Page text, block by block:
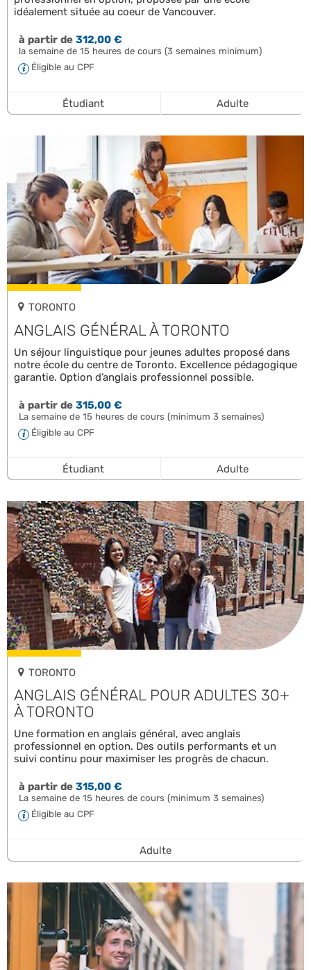
idéalement située au coeur de Vancouver.
à partir de312,00 €
la semaine de 15 heures de cours (3 semaines minimum)
Éligible au CPF
Étudiant Adulte
TORONTO
ANGLAIS GÉNÉRAL À TORONTO
Un séjour linguistique pour jeunes adultes proposé dans
notre école du centre de Toronto. Excellence pédagogique
garantie. Option d’anglais professionnel possible.
à partir de315,00 €
La semaine de 15 heures de cours (minimum 3 semaines)
Éligible au CPF
Étudiant Adulte
TORONTO
ANGLAIS GÉNÉRAL POUR ADULTES 30+
À TORONTO
Une formation en anglais général, avec anglais
professionnel en option. Des outils performants et un
suivi continu pour maximiser les progrès de chacun.
à partir de315,00 €
La semaine de 15 heures de cours (minimum 3 semaines)
Éligible au CPF
Adulte